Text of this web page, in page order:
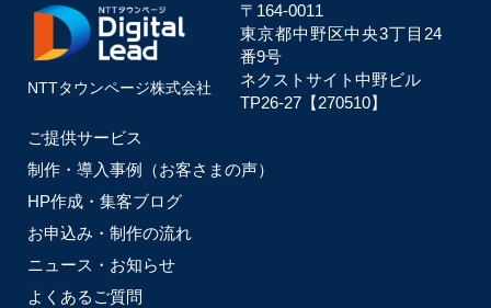
NTTタウンページ株式会社
ご提供サービス
制作・導入事例（お客さまの声）
HP作成・集客ブログ
お申込み・制作の流れ
ニュース・お知らせ
よくあるご質問
〒164-0011
東京都中野区中央3丁目24
番9号
ネクストサイト中野ビル
TP26-27【270510】